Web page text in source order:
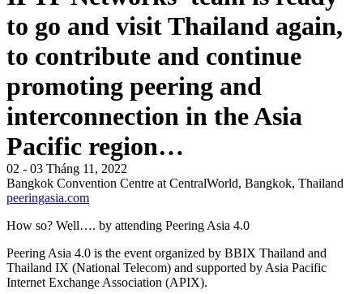
to go and visit Thailand again,
to contribute and continue
promoting peering and
interconnection in the Asia
Pacific region…
02 - 03 Tháng 11, 2022
Bangkok Convention Centre at CentralWorld, Bangkok, Thailand
peeringasia.com
How so? Well…. by attending Peering Asia 4.0
Peering Asia 4.0 is the event organized by BBIX Thailand and
Thailand IX (National Telecom) and supported by Asia Pacific
Internet Exchange Association (APIX).